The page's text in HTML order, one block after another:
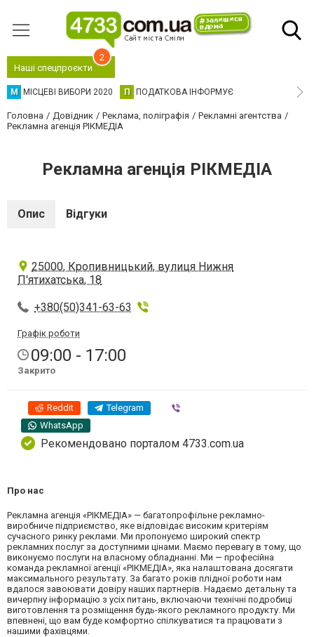
Наші спецпроєкти
2
М МІСЦЕВІ ВИБОРИ 2020 П ПОДАТКОВА ІНФОРМУЄ
Головна Довідник Реклама, поліграфія
Рекламні агентства
Рекламна агенція РІКМЕДІА
Рекламна агенція РІКМЕДІА
Опис Відгуки
25000, Кропивницький, вулиця Нижня
П'ятихатська, 18
+380(50)341-63-63
Графік роботи
09:00 - 17:00
Закрито
Reddit Telegram
WhatsApp
Рекомендовано порталом 4733.com.ua
Про нас
Рекламна агенція «РІКМЕДІА» — багатопрофільне рекламно-
виробниче підприємство, яке відповідає високим критеріям
сучасного ринку реклами. Ми пропонуємо широкий спектр
рекламних послуг за доступними цінами. Маємо перевагу в тому, що
виконуємо послуги на власному обладнанні. Ми — професійна
команда рекламної агенції «РІКМЕДІА», яка налаштована досягати
максимального результату. За багато років плідної роботи нам
вдалося завоювати довіру наших партнерів. Надаємо детальну та
вичерпну інформацію з усіх питань, включаючи технічні подробиці
виготовлення та розміщення будь-якого рекламного продукту. Ми
впевнені, що вам буде комфортно спілкуватися та працювати з
нашими фахівцями.